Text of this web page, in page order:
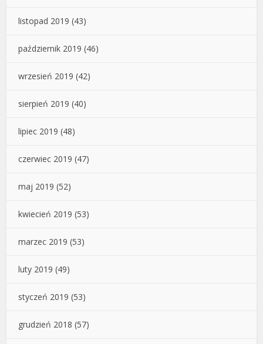
listopad 2019 (43)
październik 2019 (46)
wrzesień 2019 (42)
sierpień 2019 (40)
lipiec 2019 (48)
czerwiec 2019 (47)
maj 2019 (52)
kwiecień 2019 (53)
marzec 2019 (53)
luty 2019 (49)
styczeń 2019 (53)
grudzień 2018 (57)